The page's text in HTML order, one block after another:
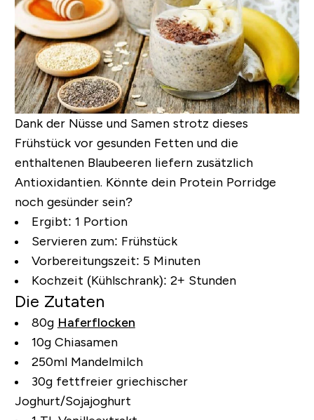
Dank der Nüsse und Samen strotz dieses
Frühstück vor gesunden Fetten und die
enthaltenen Blaubeeren liefern zusätzlich
Antioxidantien. Könnte dein Protein Porridge
noch gesünder sein?
Ergibt: 1 Portion
Servieren zum: Frühstück
Vorbereitungszeit: 5 Minuten
Kochzeit (Kühlschrank): 2+ Stunden
Die Zutaten
80g Haferflocken
10g Chiasamen
250ml Mandelmilch
30g fettfreier griechischer
Joghurt/Sojajoghurt